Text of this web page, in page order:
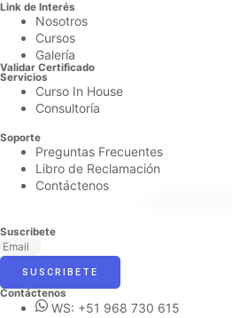
Link de Interés
Nosotros
Cursos
Galería
Validar Certificado
Servicios
Curso In House
Consultoría
Soporte
Preguntas Frecuentes
Libro de Reclamación
Contáctenos
Suscribete
SUSCRIBETE
Contáctenos
WS: +51 968 730 615